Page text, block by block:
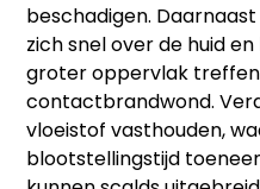
beschadigen.
zich snel over de huid
groter oppervlak
contactbrandwond.
vloeistof vasthouden,
blootstellingstijd